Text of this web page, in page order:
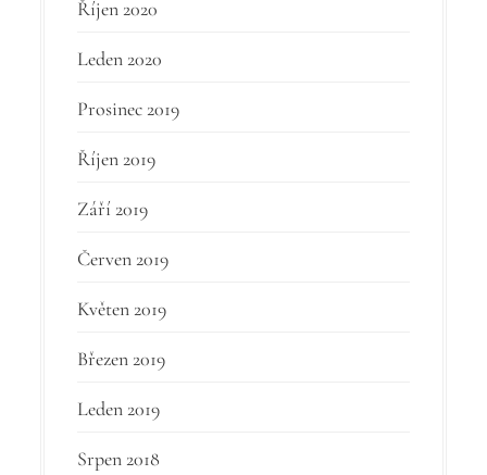
Říjen 2020
Leden 2020
Prosinec 2019
Říjen 2019
Září 2019
Červen 2019
Květen 2019
Březen 2019
Leden 2019
Srpen 2018